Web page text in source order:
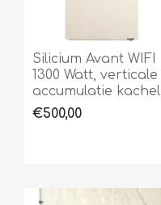
Silicium Avant WIFI
1300 Watt, verticale
accumulatie kachel
€500,00